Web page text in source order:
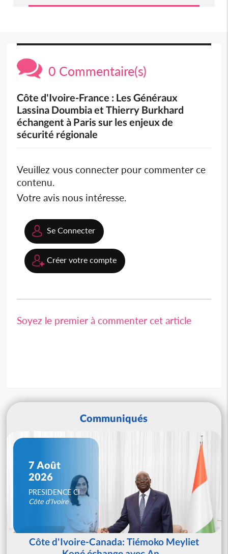
0 Commentaire(s)
Côte d'Ivoire-France : Les Généraux
Lassina Doumbia et Thierry Burkhard
échangent à Paris sur les enjeux de
sécurité régionale
Veuillez vous connecter pour commenter ce
contenu.
Votre avis nous intéresse.
Se Connecter
Créer votre compte
Soyez le premier à commenter cet article
Communiqués
7 Août
2026
PRESIDENCE CI
Côte d'Ivoire
Côte d'Ivoire-Canada: Tiémoko Meyliet